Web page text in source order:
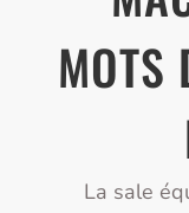
MOTS
La sale